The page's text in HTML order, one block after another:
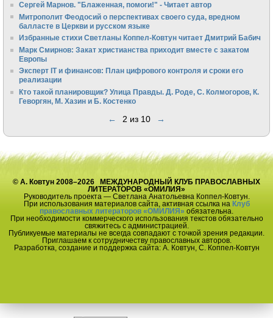
Сергей Марнов. "Блаженная, помоги!" - Читает автор
Митрополит Феодосий о перспективах своего суда, вредном
балласте в Церкви и русском языке
Избранные стихи Светланы Коппел-Ковтун читает Дмитрий Бабич
Марк Смирнов: Закат христианства приходит вместе с закатом
Европы
Эксперт IT и финансов: План цифрового контроля и сроки его
реализации
Кто такой планировщик? Улица Правды. Д. Роде, С. Колмогоров, К.
Геворгян, М. Хазин и Б. Костенко
← 2 из 10 →
© А. Ковтун 2008–2026 МЕЖДУНАРОДНЫЙ КЛУБ ПРАВОСЛАВНЫХ
ЛИТЕРАТОРОВ «ОМИЛИЯ»
Руководитель проекта — Светлана Анатольевна Коппел-Ковтун.
При использования материалов сайта, активная ссылка на Клуб
православных литераторов «ОМИЛИЯ» обязательна.
При необходимости коммерческого использования текстов обязательно
свяжитесь с администрацией.
Публикуемые материалы не всегда совпадают с точкой зрения редакции.
Приглашаем к сотрудничеству православных авторов.
Разработка, создание и поддержка сайта: А. Ковтун, С. Коппел-Ковтун